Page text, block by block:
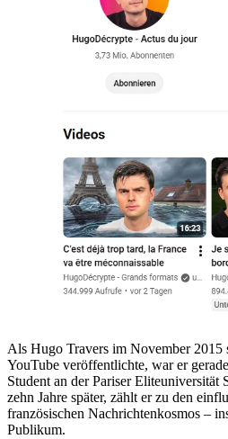
Als Hugo Travers im November 2015
YouTube veröffentlichte, war er
Student an der Pariser Eliteuniversität
zehn Jahre später, zählt er zu den
französischen Nachrichtenkosmos –
Publikum.